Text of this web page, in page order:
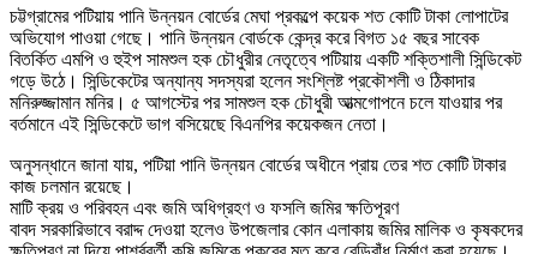
চট্টগ্রামের পটিয়ায় পানি উন্নয়ন বোর্ডের মেঘা প্রকল্পে কয়েক শত কোটি টাকা লোপাটের
অভিযোগ পাওয়া গেছে। পানি উন্নয়ন বোর্ডকে কেন্দ্র করে বিগত ১৫ বছর সাবেক
বিতর্কিত এমপি ও হুইপ সামশুল হক চৌধুরীর নেতৃত্বে পটিয়ায় একটি শক্তিশালী সিন্ডিকেট
গড়ে উঠে। সিন্ডিকেটের অন্যান্য সদস্যরা হলেন সংশ্লিষ্ট প্রকৌশলী ও ঠিকাদার
মনিরুজ্জামান মনির। ৫ আগস্টের পর সামশুল হক চৌধুরী আত্মগোপনে চলে যাওয়ার পর
বর্তমানে এই সিন্ডিকেটে ভাগ বসিয়েছে বিএনপির কয়েকজন নেতা।
অনুসন্ধানে জানা যায়, পটিয়া পানি উন্নয়ন বোর্ডের অধীনে প্রায় তের শত কোটি টাকার
কাজ চলমান রয়েছে।
মাটি ক্রয় ও পরিবহন এবং জমি অধিগ্রহণ ও ফসলি জমির ক্ষতিপূরণ
বাবদ সরকারিভাবে বরাদ্দ দেওয়া হলেও উপজেলার কোন এলাকায় জমির মালিক ও কৃষকদের